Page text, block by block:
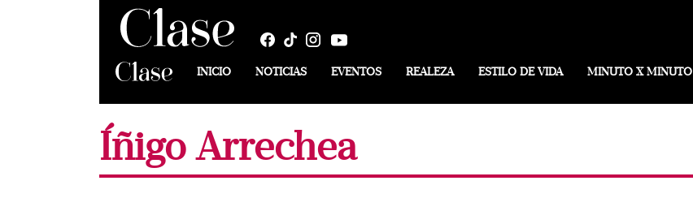
INICIO NOTICIAS EVENTOS REALEZA ESTILO DE VIDA MINUTO X MINUTO
Íñigo Arrechea